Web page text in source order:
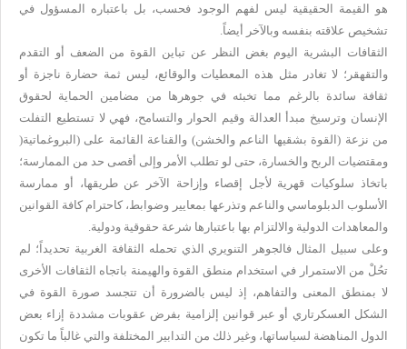
هو القيمة الحقيقية ليس لفهم الوجود فحسب، بل باعتباره المسؤول في
تشخيص علاقته بنفسه وبالآخر أيضاً
الثقافات البشرية اليوم بغض النظر عن تباين القوة من الضعف أو التقدم
والتقهقر؛ لا تغادر مثل هذه المعطيات والوقائع، ليس ثمة حضارة ناجزة أو
ثقافة سائدة بالرغم مما تخبئه في جوهرها من مضامين الحماية لحقوق
الإنسان وترسيخ مبدأ العدالة وقيم الحوار والتسامح، فهي لا تستطيع التفلت
من نزعة (القوة بشقيها الناعم والخشن) والقناعة القائمة على (البروغماتية)
ومقتضيات الربح والخسارة، حتى لو تطلب الأمر وإلى أقصى حد من الممارسة؛
باتخاذ سلوكيات قهرية لأجل إقصاء وإزاحة الآخر عن طريقها، أو ممارسة
الأسلوب الدبلوماسي والناعم وتذرعها بمعايير وضوابط، كاحترام كافة القوانين
والمعاهدات الدولية والالتزام بها باعتبارها شرعة حقوقية ودولية
وعلى سبيل المثال فالجوهر التنويري الذي تحمله الثقافة الغربية تحديداً؛ لم
تحُلْ من الاستمرار في استخدام منطق القوة والهيمنة باتجاه الثقافات الأخرى
لا بمنطق المعنى والتفاهم، إذ ليس بالضرورة أن تتجسد صورة القوة في
الشكل العسكرتاري أو عبر قوانين إلزامية بفرض عقوبات مشددة إزاء بعض
الدول المناهضة لسياساتها، وغير ذلك من التدابير المختلفة والتي غالباً ما تكون